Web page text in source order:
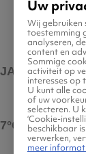
2°C 3°C 4°C
JAN
7°C max
Uw
Wij
toestemming
analyseren,
content en
Sommige
activiteit op
interesses op
U kunt alle
of uw
selecteren. U
‘Cookie-
beschikbaar
verwerken,
meer